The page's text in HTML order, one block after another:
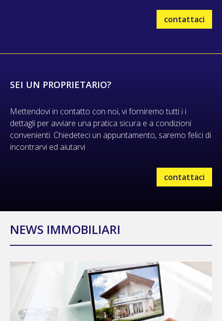
contattaci
SEI UN PROPRIETARIO?
Mettendovi in contatto con noi, vi forniremo tutti i i
dettagli per avviare una pratica sicura e a condizioni
convenienti. Chiedeteci un appuntamento, saremo felici di
incontrarvi ed aiutarvi
contattaci
NEWS IMMOBILIARI